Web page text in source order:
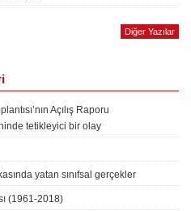
Diğer Yazılar
Açılış Raporu
tetikleyici bir olay
yatan sınıfsal gerçekler
(1961-2018)